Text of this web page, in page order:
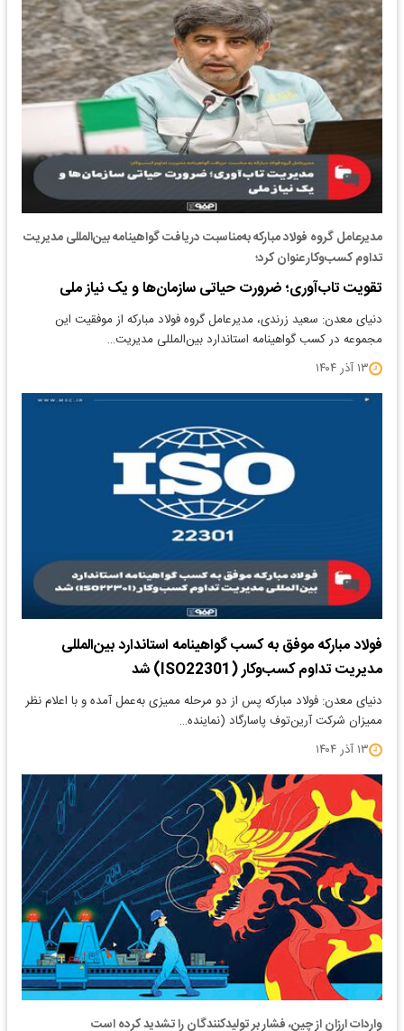
مدیرعامل گروه فولاد مبارکه به‌مناسبت دریافت گواهینامه بین‌المللی مدیریت
تداوم کسب‌وکار عنوان کرد؛
تقویت تاب‌آوری؛ ضرورت حیاتی سازمان‌ها و یک نیاز ملی
دنیای معدن: سعید زرندی، مدیرعامل گروه فولاد مبارکه از موفقیت این
مجموعه در کسب گواهینامه استاندارد بین‌المللی مدیریت…
۱۳ آذر ۱۴۰۴
فولاد مبارکه موفق به کسب گواهینامه استاندارد بین‌المللی
مدیریت تداوم کسب‌وکار (ISO22301) شد
دنیای معدن: فولاد مبارکه پس از دو مرحله ممیزی به‌عمل آمده و با اعلام نظر
ممیزان شرکت آرین‌توف پاسارگاد (نماینده…
۱۳ آذر ۱۴۰۴
واردات ارزان از چین، فشار بر تولیدکنندگان را تشدید کرده است